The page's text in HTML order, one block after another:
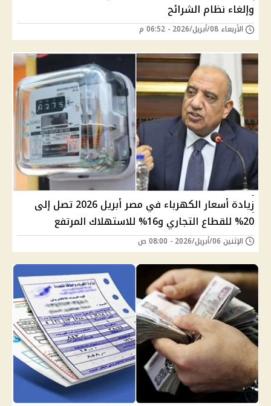
وإلغاء نظام الشرائح
الأربعاء 08/أبريل/2026 - 06:52 م
زيادة أسعار الكهرباء في مصر أبريل 2026 تصل إلى
20% للقطاع التجاري و16% للاستهلاك المرتفع
الإثنين 06/أبريل/2026 - 08:00 ص